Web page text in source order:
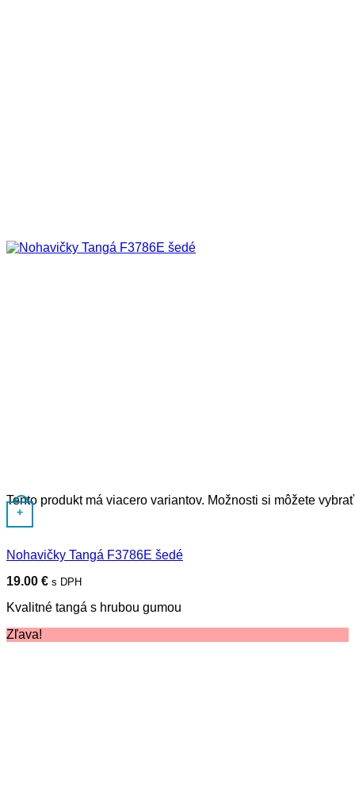
+
Tento produkt má viacero variantov. Možnosti si môžete
Nohavičky Tangá F3786E šedé
19.00 € s DPH
Kvalitné tangá s hrubou gumou
Zľava!